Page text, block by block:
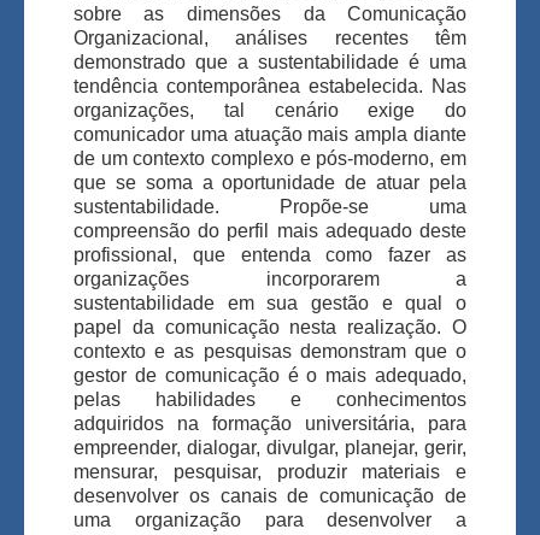
sobre as dimensões da Comunicação
Organizacional, análises recentes têm
demonstrado que a sustentabilidade é uma
tendência contemporânea estabelecida. Nas
organizações, tal cenário exige do
comunicador uma atuação mais ampla diante
de um contexto complexo e pós-moderno, em
que se soma a oportunidade de atuar pela
sustentabilidade. Propõe-se uma
compreensão do perfil mais adequado deste
profissional, que entenda como fazer as
organizações incorporarem a
sustentabilidade em sua gestão e qual o
papel da comunicação nesta realização. O
contexto e as pesquisas demonstram que o
gestor de comunicação é o mais adequado,
pelas habilidades e conhecimentos
adquiridos na formação universitária, para
empreender, dialogar, divulgar, planejar, gerir,
mensurar, pesquisar, produzir materiais e
desenvolver os canais de comunicação de
uma organização para desenvolver a